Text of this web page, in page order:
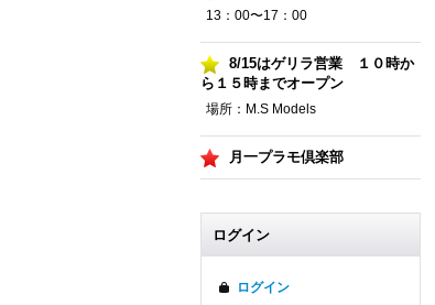
13：00〜17：00
8/15はゲリラ営業 １０時か
ら１５時までオープン
場所：M.S Models
月一プラモ倶楽部
ログイン
ログイン